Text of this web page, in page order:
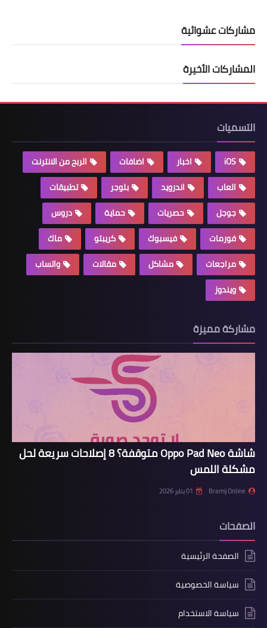
مشاركات عشوائية
المشاركات الأخيرة
التسميات
iOS اخبار اضافات
الربح من الانترنت
العاب
اندرويد بلوجر
تطبيقات
جوجل
حصريات حماية
دروس
فورمات
فيسبوك كريبتو
ماك
مراجعات
مشاكل مقالات
واتساب
ويندوز
مشاركة مميزة
شاشة Oppo Pad Neo متوقفة؟ 8 إصلاحات سريعة لحل
مشكلة اللمس
Bramij Online 01 يناير 2026
الصفحات
الصفحة الرئيسية
سياسة الخصوصية
سياسة الاستخدام